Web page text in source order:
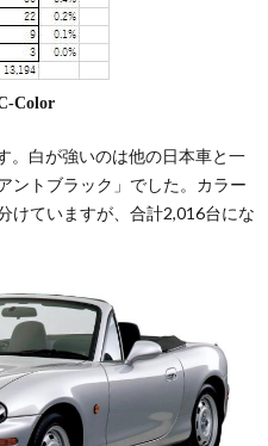
Color
。白が強いのは他の日本車と一
ントブラック」でした。カラー
けていますが、合計2,016台にな